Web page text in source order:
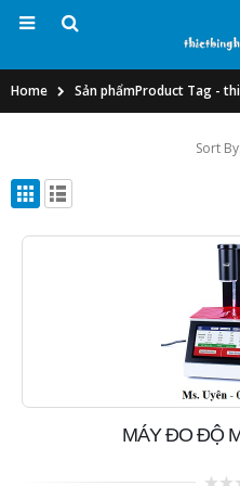
Home Sản phẩmProduct Tag -
Sort By:
MÁY ĐO ĐỘ